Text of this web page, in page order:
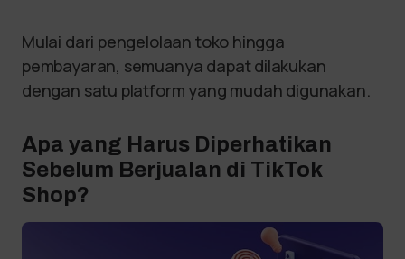
Mulai dari pengelolaan toko hingga
pembayaran, semuanya dapat dilakukan
dengan satu platform yang mudah digunakan.
Apa yang Harus Diperhatikan
Sebelum Berjualan di TikTok
Shop?